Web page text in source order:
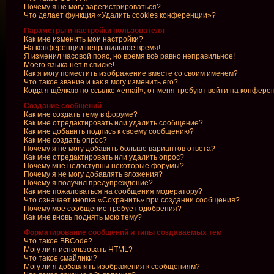
Почему я не могу зарегистрироваться?
Что делает функция «Удалить cookies конференции»?
Параметры и настройки пользователя
Как мне изменить мои настройки?
На конференции неправильное время!
Я изменил часовой пояс, но время всё равно неправильное!
Моего языка нет в списке!
Как я могу поместить изображение вместе со своим именем?
Что такое звание и как я могу изменить его?
Когда я щёлкаю по ссылке «email», от меня требуют войти на
Создание сообщений
Как мне создать тему в форуме?
Как мне отредактировать или удалить сообщение?
Как мне добавить подпись к своему сообщению?
Как мне создать опрос?
Почему я не могу добавить больше вариантов ответа?
Как мне отредактировать или удалить опрос?
Почему мне недоступны некоторые форумы?
Почему я не могу добавлять вложения?
Почему я получил предупреждение?
Как мне пожаловаться на сообщения модератору?
Что означает кнопка «Сохранить» при создании сообщения?
Почему моё сообщение требует одобрения?
Как мне вновь поднять мою тему?
Форматирование сообщений и типы создаваемых тем
Что такое BBCode?
Могу ли я использовать HTML?
Что такое смайлики?
Могу ли я добавлять изображения к сообщениям?